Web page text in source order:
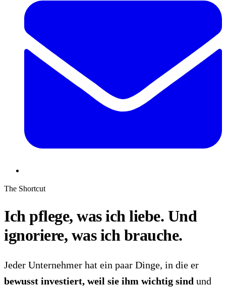
The Shortcut
Ich pflege, was ich liebe. Und
ignoriere, was ich brauche.
Jeder Unternehmer hat ein paar Dinge, in die er
bewusst investiert, weil sie ihm wichtig sind und